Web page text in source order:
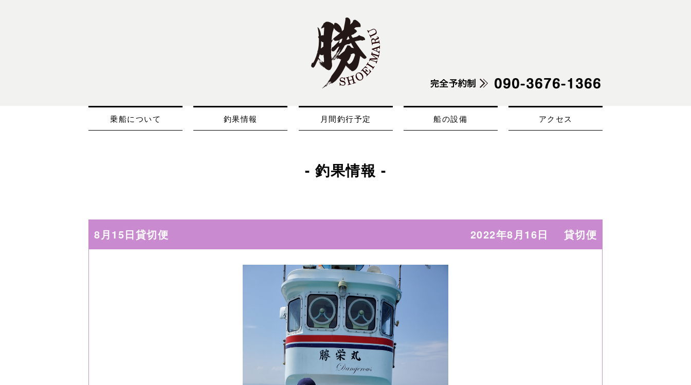
乗船について 釣果情報 月間釣行予定 船の設備 アクセス
- 釣果情報 -
8月15日貸切便 2022年8月16日 貸切便